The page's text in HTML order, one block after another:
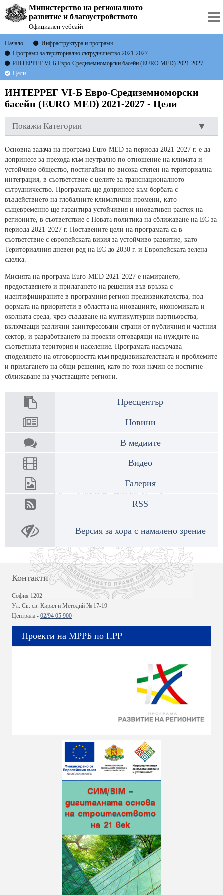
Министерство на регионалното
развитие и благоустройството
Официален уебсайт
Начало
Инфраструктура и програми
Програми за териториално сътрудничество 2021-2027
ИНТЕРРЕГ VI-Б Евро-Средиземноморски басейн (EURO MED) 2021-2027
Цели
ИНТЕРРЕГ VI-Б Евро-Средиземноморски
басейн (EURO MED) 2021-2027 - Цели
Покажи Категории
Основна задача на програма Euro-MED за периода 2021-2027 г. е да
допринесе за прехода към неутрално по отношение на климата и
устойчиво общество, постигайки по-висока степен на териториална
интеграция, в съответствие с целите за транснационалното
сътрудничество. Програмата ще допринесе към борбата с
въздействието на глобалните климатични промени, като
същевременно ще гарантира устойчивия и иновативен растеж на
регионите, в съответствие с Новата политика на сближаване на ЕС за
периода 2021-2027 г. Поставените цели на програмата са в
съответствие с европейската визия за устойчиво развитие, като
Териториалния дневен ред на ЕС до 2030 г. и Европейската зелена
сделка.
Мисията на програма Euro-MED 2021-2027 е намирането,
предоставянето и прилагането на решения във връзка с
идентифицираните в програмния регион предизвикателства, под
формата на приоритети в областта на иновациите, икономиката и
околната среда, чрез създаване на мултикултурни партньорства,
включващи различни заинтересовани страни от публичния и частния
сектор, и разработването на проекти отговарящи на нуждите на
съответната територия и население. Програмата насърчава
споделянето на отговорността към предизвикателствата и проблемите
и прилагането на общи решения, като по този начин се постигне
сближаване на участващите региони.
Пресцентър
Новини
В медиите
Видео
Галерия
RSS
Версия за хора с намалено зрение
Контакти
София 1202
Ул. Св. св. Кирил и Методий № 17-19
Централа - 02/94 05 900
Проекти на МРРБ по ПРР